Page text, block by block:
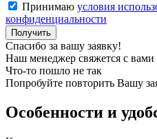
Принимаю условия
конфиденциальности
Получить
Спасибо за вашу заявку!
Наш менеджер свяжется с вами
Что-то пошло не так
Попробуйте повторить Вашу
Особенности и